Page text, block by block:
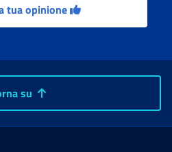
tua opinione
su